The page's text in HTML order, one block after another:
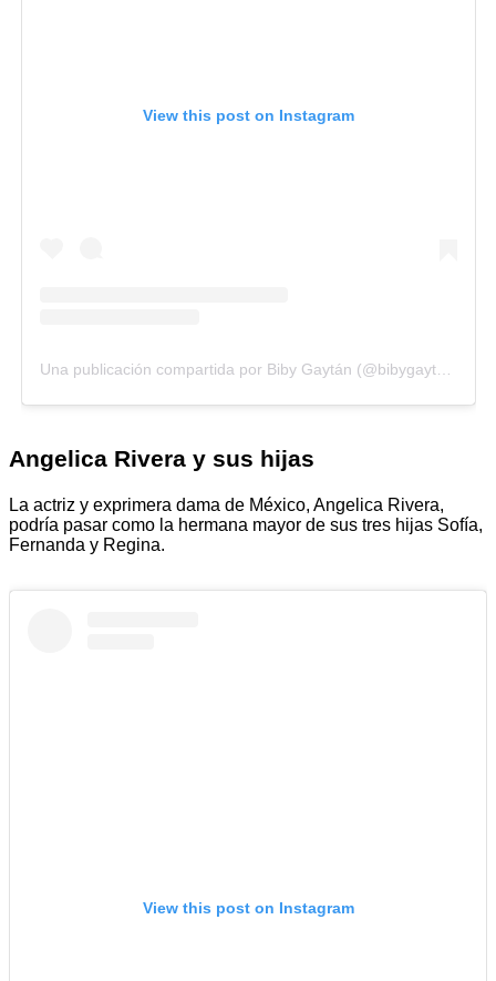
View this post on Instagram
Una publicación compartida por Biby Gaytán (@bibygaytan)
Angelica Rivera y sus hijas
La actriz y exprimera dama de México, Angelica Rivera,
podría pasar como la hermana mayor de sus tres hijas Sofía,
Fernanda y Regina.
View this post on Instagram